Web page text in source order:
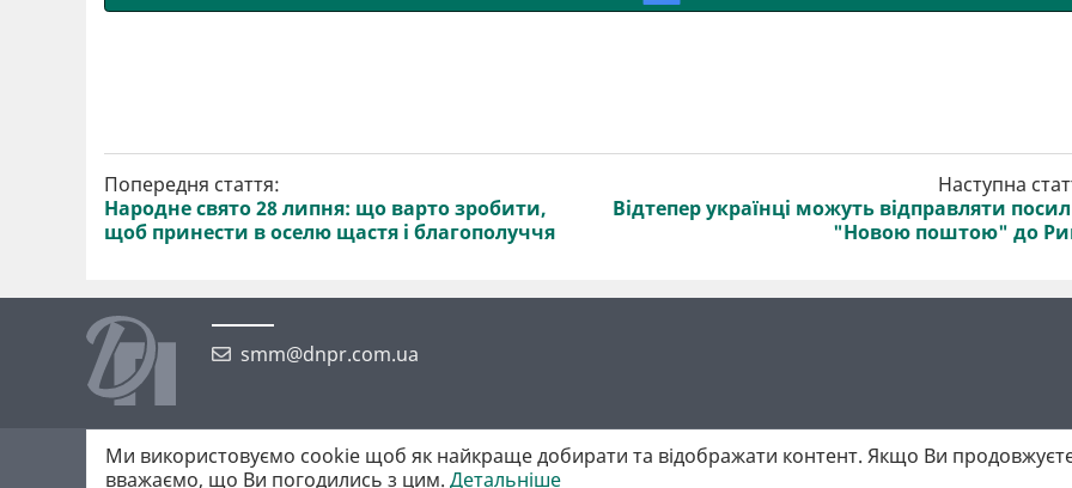
Попередня стаття:
Народне свято 28 липня: що варто зробити,
щоб принести в оселю щастя і благополуччя
Наступна
Відтепер українці можуть відправляти
"Новою поштою" до
smm@dnpr.com.ua
©2026 https://dnpr.com.ua Дніпровська порадниця
Всі права захищені. При повному або частковому використанні матеріалів обов'язкове активне гіперпосилання у першому абзаці.
Ми використовуємо cookie щоб як найкраще добирати та відображати контент. Якщо Ви
вважаємо, що Ви погодились з цим. Детальніше